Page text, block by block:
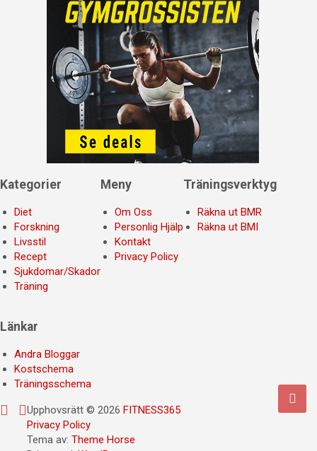
Kategorier
Diet
Forskning
Livsstil
Recept
Sjukdomar/Skador
Träning
Meny
Om Oss
Personlig Hjälp
Kontakt
Privacy Policy
Träningsverktyg
Räkna ut BMR
Räkna ut BMI
Länkar
Andra Bloggar
Kostschema
Träningsschema
Upphovsrätt © 2026 FITNESS365
Privacy Policy
Tema av: Theme Horse